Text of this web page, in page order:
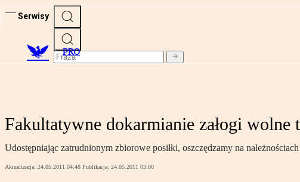
Serwisy
PRO
Fakultatywne dokarmianie załogi wolne
Udostępniając zatrudnionym zbiorowe posiłki, oszczędzamy na
Aktualizacja: 24.05.2011 04:48 Publikacja: 24.05.2011 03:00